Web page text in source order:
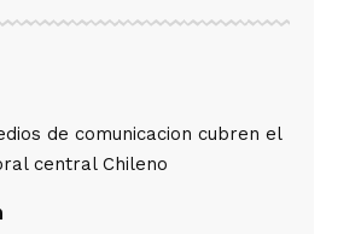
de comunicacion cubren el
central Chileno